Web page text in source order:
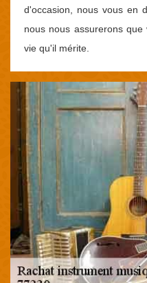
d'occasion, nous vous en
nous nous assurerons
vie qu'il mérite.